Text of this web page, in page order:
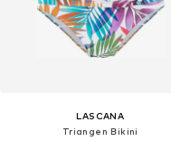
LASCANA
Triangen Bikini